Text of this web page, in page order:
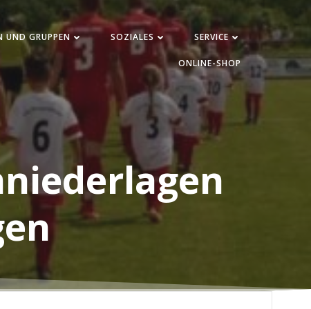
UND GRUPPEN SOZIALES SERVICE
ONLINE-SHOP